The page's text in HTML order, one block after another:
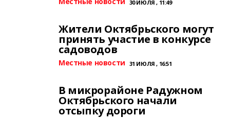
30 ИЮЛЯ , 11:49
Жители Октябрьского могут
принять участие в конкурсе
садоводов
Местные новости 31 ИЮЛЯ , 16:51
В микрорайоне Радужном
Октябрьского начали
отсыпку дороги